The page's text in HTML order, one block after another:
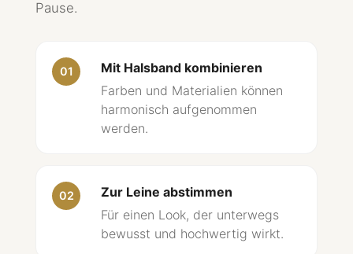
Pause.
01
Mit Halsband kombinieren
Farben und Materialien können
harmonisch aufgenommen
werden.
02
Zur Leine abstimmen
Für einen Look, der unterwegs
bewusst und hochwertig wirkt.